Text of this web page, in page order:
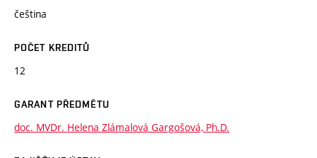
čeština
POČET KREDITŮ
12
GARANT PŘEDMĚTU
doc. MVDr. Helena Zlámalová Gargošová, Ph.D.